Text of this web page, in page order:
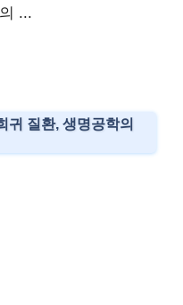
...
귀 질환, 생명공학의